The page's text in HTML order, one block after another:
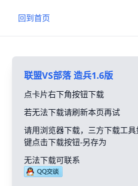
回到首页
联盟VS部落 造兵1.6版
点卡片右下角按钮下载
若无法下载请刷新本页再试
请用浏览器下载，三方下载工
键点击下载按钮-另存为
无法下载可联系